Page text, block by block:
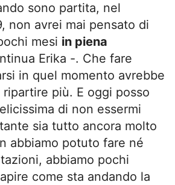
sono partita, nel
non avrei mai pensato di
mesi in piena
Erika -. Che fare
in quel momento avrebbe
più. E oggi posso
di non essermi
sia tutto ancora molto
abbiamo potuto fare né
abbiamo pochi
come sta andando la